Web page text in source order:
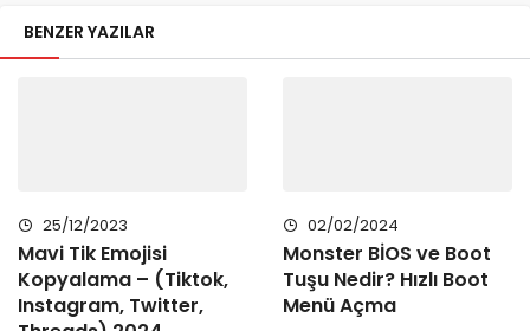
BENZER YAZILAR
25/12/2023
Mavi Tik Emojisi
Kopyalama – (Tiktok,
Instagram, Twitter,
02/02/2024
Monster BİOS ve Boot
Tuşu Nedir? Hızlı Boot
Menü Açma